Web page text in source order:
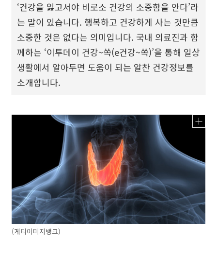
‘건강을 잃고서야 비로소 건강의 소중함을 안다’라
는 말이 있습니다. 행복하고 건강하게 사는 것만큼
소중한 것은 없다는 의미입니다. 국내 의료진과 함
께하는 ‘이투데이 건강~쏙(e건강~쏙)’을 통해 일상
생활에서 알아두면 도움이 되는 알찬 건강정보를
소개합니다.
(게티이미지뱅크)